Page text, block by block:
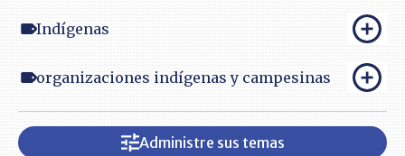
Indígenas
organizaciones indígenas y campesinas
Administre sus temas